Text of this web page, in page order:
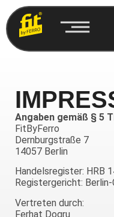
Angaben gemäß § 5
FitByFerro
Dernburgstraße 7
14057 Berlin
Handelsregister: HRB
Registergericht:
Vertreten durch:
Ferhat Dogru